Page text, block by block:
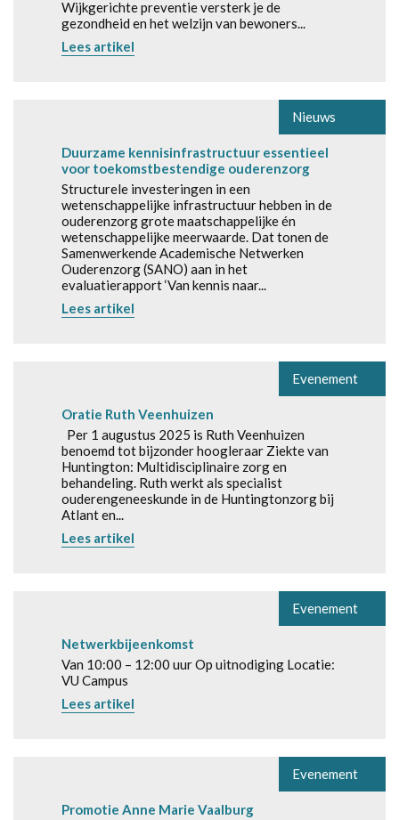
Wijkgerichte preventie versterk je de
gezondheid en het welzijn van bewoners...
Lees artikel
Nieuws
Duurzame kennisinfrastructuur essentieel
voor toekomstbestendige ouderenzorg
Structurele investeringen in een
wetenschappelijke infrastructuur hebben in de
ouderenzorg grote maatschappelijke én
wetenschappelijke meerwaarde. Dat tonen de
Samenwerkende Academische Netwerken
Ouderenzorg (SANO) aan in het
evaluatierapport ‘Van kennis naar...
Lees artikel
Evenement
Oratie Ruth Veenhuizen
Per 1 augustus 2025 is Ruth Veenhuizen
benoemd tot bijzonder hoogleraar Ziekte van
Huntington: Multidisciplinaire zorg en
behandeling. Ruth werkt als specialist
ouderengeneeskunde in de Huntingtonzorg bij
Atlant en...
Lees artikel
Evenement
Netwerkbijeenkomst
Van 10:00 – 12:00 uur Op uitnodiging Locatie:
VU Campus
Lees artikel
Evenement
Promotie Anne Marie Vaalburg